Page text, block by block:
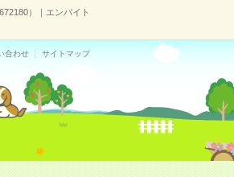
）｜エンバイト
合わせ サイトマップ